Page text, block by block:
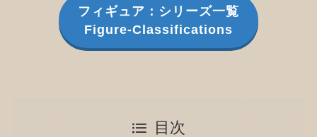
フィギュア：シリーズ一覧
Figure-Classifications
目次